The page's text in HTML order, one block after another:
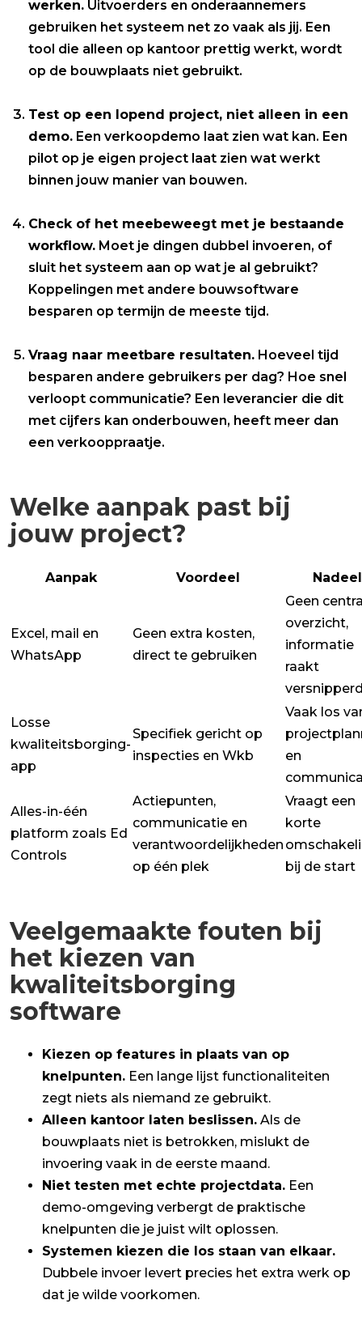
werken. Uitvoerders en onderaannemers
gebruiken het systeem net zo vaak als jij. Een
tool die alleen op kantoor prettig werkt, wordt
op de bouwplaats niet gebruikt.
Test op een lopend project, niet alleen in een
demo. Een verkoopdemo laat zien wat kan. Een
pilot op je eigen project laat zien wat werkt
binnen jouw manier van bouwen.
Check of het meebeweegt met je bestaande
workflow. Moet je dingen dubbel invoeren, of
sluit het systeem aan op wat je al gebruikt?
Koppelingen met andere bouwsoftware
besparen op termijn de meeste tijd.
Vraag naar meetbare resultaten. Hoeveel tijd
besparen andere gebruikers per dag? Hoe snel
verloopt communicatie? Een leverancier die dit
met cijfers kan onderbouwen, heeft meer dan
een verkooppraatje.
Welke aanpak past bij
jouw project?
Aanpak Voordeel Nadeel
Excel, mail en
WhatsApp
Geen extra kosten,
direct te gebruiken
Geen
overzicht,
informatie
raakt
Losse
kwaliteitsborging-
app
Specifiek gericht op
inspecties en Wkb
Vaak los
en
Alles-in-één
platform zoals Ed
Controls
Actiepunten,
communicatie en
verantwoordelijkheden
op één plek
Vraagt een
korte
bij de start
Veelgemaakte fouten bij
het kiezen van
kwaliteitsborging
software
Kiezen op features in plaats van op
knelpunten. Een lange lijst functionaliteiten
zegt niets als niemand ze gebruikt.
Alleen kantoor laten beslissen. Als de
bouwplaats niet is betrokken, mislukt de
invoering vaak in de eerste maand.
Niet testen met echte projectdata. Een
demo-omgeving verbergt de praktische
knelpunten die je juist wilt oplossen.
Systemen kiezen die los staan van elkaar.
Dubbele invoer levert precies het extra werk op
dat je wilde voorkomen.